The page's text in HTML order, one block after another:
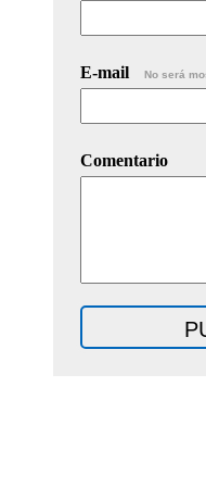
E-mail No será
Comentario